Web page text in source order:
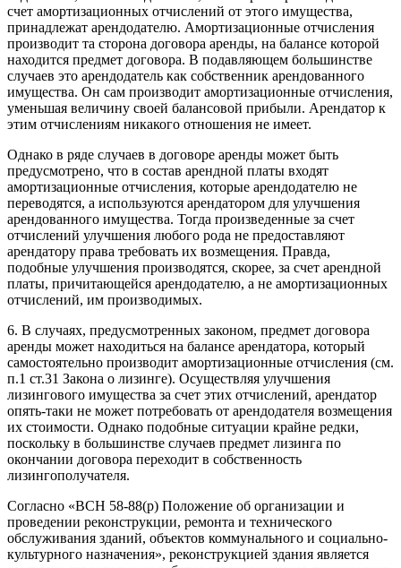
счет амортизационных отчислений от этого имущества,
принадлежат арендодателю. Амортизационные отчисления
производит та сторона договора аренды, на балансе которой
находится предмет договора. В подавляющем большинстве
случаев это арендодатель как собственник арендованного
имущества. Он сам производит амортизационные отчисления,
уменьшая величину своей балансовой прибыли. Арендатор к
этим отчислениям никакого отношения не имеет.
Однако в ряде случаев в договоре аренды может быть
предусмотрено, что в состав арендной платы входят
амортизационные отчисления, которые арендодателю не
переводятся, а используются арендатором для улучшения
арендованного имущества. Тогда произведенные за счет
отчислений улучшения любого рода не предоставляют
арендатору права требовать их возмещения. Правда,
подобные улучшения производятся, скорее, за счет арендной
платы, причитающейся арендодателю, а не амортизационных
отчислений, им производимых.
6. В случаях, предусмотренных законом, предмет договора
аренды может находиться на балансе арендатора, который
самостоятельно производит амортизационные отчисления (см.
п.1 ст.31 Закона о лизинге). Осуществляя улучшения
лизингового имущества за счет этих отчислений, арендатор
опять-таки не может потребовать от арендодателя возмещения
их стоимости. Однако подобные ситуации крайне редки,
поскольку в большинстве случаев предмет лизинга по
окончании договора переходит в собственность
лизингополучателя.
Согласно «ВСН 58-88(р) Положение об организации и
проведении реконструкции, ремонта и технического
обслуживания зданий, объектов коммунального и социально-
культурного назначения», реконструкцией здания является